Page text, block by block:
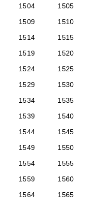
1504
1505
1509
1510
1514
1515
1519
1520
1524
1525
1529
1530
1534
1535
1539
1540
1544
1545
1549
1550
1554
1555
1559
1560
1564
1565